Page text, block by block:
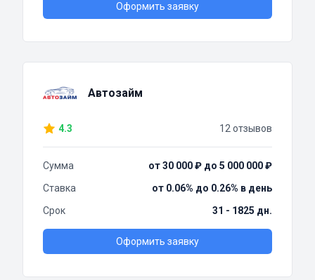
Оформить заявку
Автозайм
4.3 12 отзывов
Сумма
от 30 000 ₽ до 5 000 000 ₽
Ставка
от 0.06% до 0.26% в день
Срок
31 - 1825 дн.
Оформить заявку